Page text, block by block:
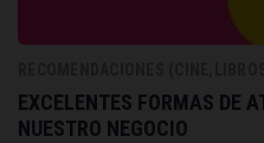
EXCELENTES FORMAS DE
NUESTRO NEGOCIO